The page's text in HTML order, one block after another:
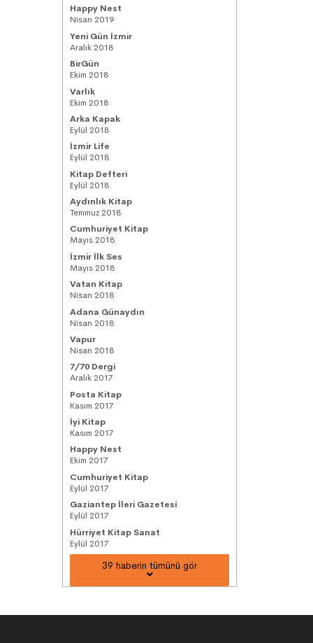
Happy Nest
Nisan 2019
Yeni Gün İzmir
Aralık 2018
BirGün
Ekim 2018
Varlık
Ekim 2018
Arka Kapak
Eylül 2018
İzmir Life
Eylül 2018
Kitap Defteri
Eylül 2018
Aydınlık Kitap
Temmuz 2018
Cumhuriyet Kitap
Mayıs 2018
İzmir İlk Ses
Mayıs 2018
Vatan Kitap
Nisan 2018
Adana Günaydın
Nisan 2018
Vapur
Nisan 2018
7/70 Dergi
Aralık 2017
Posta Kitap
Kasım 2017
İyi Kitap
Kasım 2017
Happy Nest
Ekim 2017
Cumhuriyet Kitap
Eylül 2017
Gaziantep İleri Gazetesi
Eylül 2017
Hürriyet Kitap Sanat
Eylül 2017